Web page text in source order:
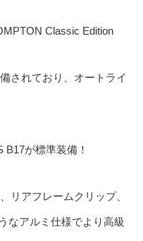
Classic Edition
されており、オートライ
が標準装備！
リアフレームクリップ、
なアルミ仕様でより高級